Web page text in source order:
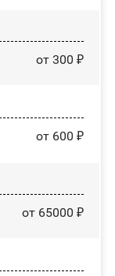
от 300 ₽
от 600 ₽
от 65000 ₽